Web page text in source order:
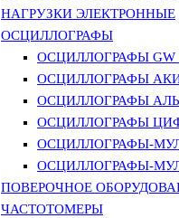
НАГРУЗКИ ЭЛЕКТРОННЫЕ
ОСЦИЛЛОГРАФЫ
ОСЦИЛЛОГРАФЫ GW
ОСЦИЛЛОГРАФЫ
ОСЦИЛЛОГРАФЫ
ОСЦИЛЛОГРАФЫ
ОСЦИЛЛОГРАФЫ-
ОСЦИЛЛОГРАФЫ-
ПОВЕРОЧНОЕ
ЧАСТОТОМЕРЫ